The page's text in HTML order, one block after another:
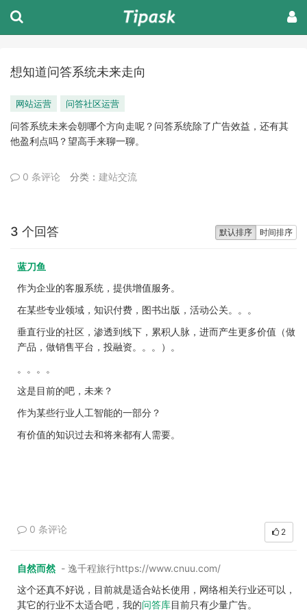
想知道问答系统未来走向
网站运营 问答社区运营
问答系统未来会朝哪个方向走呢？问答系统除了广告效益，还有其
他盈利点吗？望高手来聊一聊。
0 条评论 分类： 建站交流
默认排序 时间排序
3 个回答
蓝刀鱼
作为企业的客服系统，提供增值服务。
在某些专业领域，知识付费，图书出版，活动公关。。。
垂直行业的社区，渗透到线下，累积人脉，进而产生更多价值（做
产品，做销售平台，投融资。。。）。
。。。。
这是目前的吧，未来？
作为某些行业人工智能的一部分？
有价值的知识过去和将来都有人需要。
0 条评论 2
自然而然 - 逸千程旅行https://www.cnuu.com/
这个还真不好说，目前就是适合站长使用，网络相关行业还可以，
其它的行业不太适合吧，我的问答库目前只有少量广告。